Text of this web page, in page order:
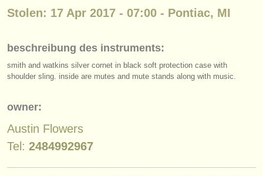
orchester
musikhochschulen
über musicalchairs
Stolen: 17 Apr 2017 - 07:00 - Pontiac, MI
beschreibung des instruments:
smith and watkins silver cornet in black soft protection case with
shoulder sling. inside are mutes and mute stands along with music.
owner:
Austin Flowers
Tel: 2484992967